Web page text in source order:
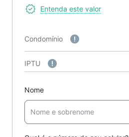
Entenda este valor
Condomínio
IPTU
Nome